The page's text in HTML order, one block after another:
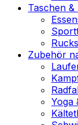
Taschen
Zubehör
Yoga